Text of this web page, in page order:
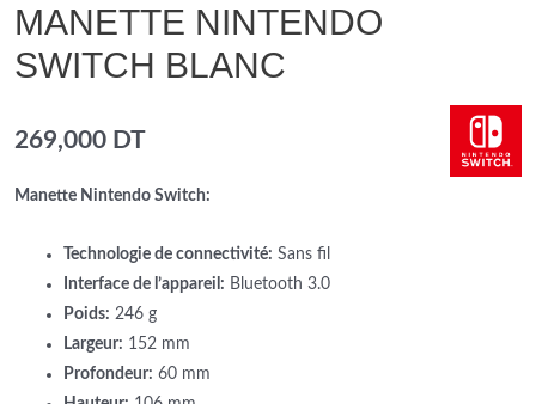
MANETTE NINTENDO
SWITCH BLANC
269,000 DT
Manette Nintendo Switch:
Technologie de connectivité: Sans fil
Interface de l’appareil: Bluetooth 3.0
Poids: 246 g
Largeur: 152 mm
Profondeur: 60 mm